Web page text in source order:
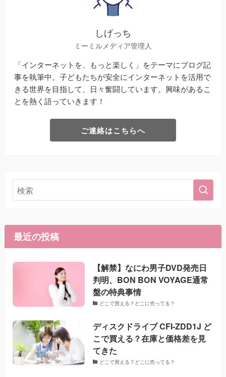
しげっち
ミーミルメディア管理人
「インターネットを、もっと楽しく」をテーマにブログ記
事を執筆中。子どもたちが安全にインターネットを活用で
きる世界を目指して、日々奮闘しています。興味があるこ
とを熱く語っていきます！
ご連絡はこちらへ
最近の投稿
【解禁】なにわ男子DVD発売日
判明、BON BON VOYAGE通常
盤の特典事情
どこで買える？どこに売ってる？
ディスクドライブ CFI-ZDD1J ど
こで買える？在庫と価格差を見
てきた
どこで買える？どこに売ってる？